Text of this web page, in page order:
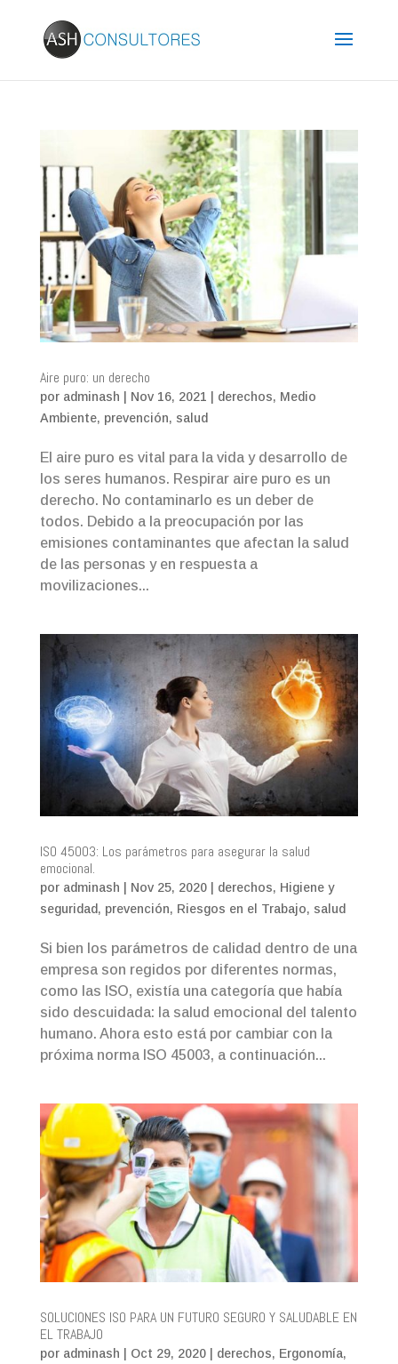
Aire puro: un derecho
por adminash Nov 16, 2021 derechos, Medio
Ambiente, prevención, salud
El aire puro es vital para la vida y desarrollo de
los seres humanos. Respirar aire puro es un
derecho. No contaminarlo es un deber de
todos. Debido a la preocupación por las
emisiones contaminantes que afectan la salud
de las personas y en respuesta a
movilizaciones...
ISO 45003: Los parámetros para asegurar la salud
emocional.
por adminash | Nov 25, 2020| derechos, Higiene y
seguridad, prevención, Riesgos en el Trabajo, salud
Si bien los parámetros de calidad dentro de una
empresa son regidos por diferentes normas,
como las ISO, existía una categoría que había
sido descuidada: la salud emocional del talento
humano. Ahora esto está por cambiar con la
próxima norma ISO 45003, a continuación...
SOLUCIONES ISO PARA UN FUTURO SEGURO Y SALUDABLE EN
EL TRABAJO
por adminash Oct 29, 2020| derechos, Ergonomía,